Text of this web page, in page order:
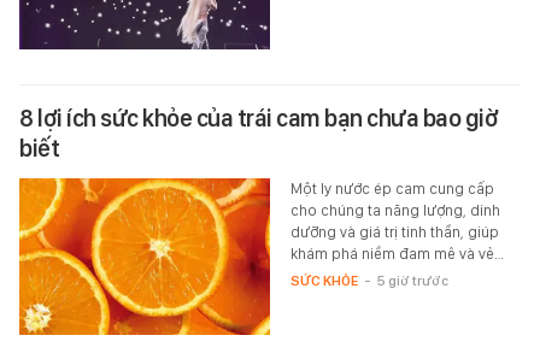
8 lợi ích sức khỏe của trái cam bạn chưa bao giờ
biết
Một ly nước ép cam cung cấp
cho chúng ta năng lượng, dinh
dưỡng và giá trị tinh thần, giúp
khám phá niềm đam mê và vẻ…
SỨC KHỎE - 5 giờ trước